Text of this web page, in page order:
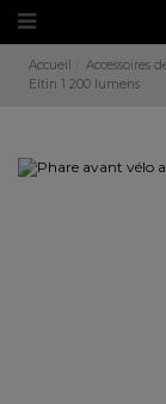
Accueil Accessoires
Eltin 1 200 lumens